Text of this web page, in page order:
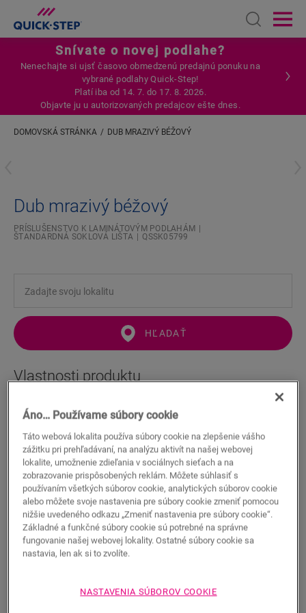
Open
Snívate o novej podlahe?
Nenechajte si ujsť časovo obmedzenú predajnú ponuku na
vybrané podlahy Quick-Step!
Platí iba od 14. 7. do 17. 8. 2026.
Objavte ju u autorizovaných predajcov ešte dnes.
DOMOVSKÁ STRÁNKA DUB MRAZIVÝ BÉŽOVÝ
Dub mrazivý béžový
PRÍSLUŠENSTVO K LAMINÁTOVÝM PODLAHÁM
ŠTANDARDNÁ SOKLOVÁ LIŠTA
QSSK05799
HĽADAŤ
Vlastnosti produktu
Táto rovná soklová lišta dokonale ladí s farbou vašej podlahy.
Môžete nastaviť výšku (40 alebo 58 mm). Na rýchlu montáž
použite naše lepidlo One4All Glue alebo klipy. Na dosiahnutie
vodotesného povrchu vám odporúčame skombinovať ju s
pásom Foamstrip, súpravou Hydrokit a Hydrostripom. Taktiež
dostupné v pretierateľnej bielej verzii (QSSKPAINT).
Rozmery
Dokumenty
Áno… Používame súbory cookie
Táto webová lokalita používa súbory cookie na zlepšenie vášho
zážitku pri prehľadávaní, na analýzu aktivít na našej webovej
lokalite, umožnenie zdieľania v sociálnych sieťach a na
zobrazovanie prispôsobených reklám. Môžete súhlasiť s
používaním všetkých súborov cookie, analytických súborov cookie
alebo môžete svoje nastavenia pre súbory cookie zmeniť pomocou
nižšie uvedeného odkazu „Zmeniť nastavenia pre súbory cookie“.
Základné a funkčné súbory cookie sú potrebné na správne
fungovanie našej webovej lokality. Ostatné súbory cookie sa
nastavia, len ak si to zvolíte.
NASTAVENIA SÚBOROV COOKIE